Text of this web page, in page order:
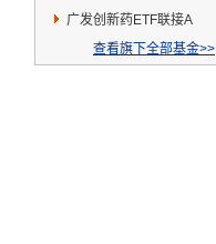
广发创新药ETF联接A
查看旗下全部基金>>